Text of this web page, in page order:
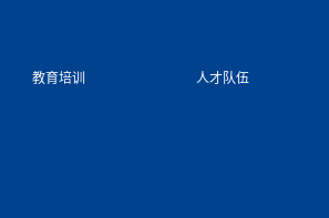
教育培训 人才队伍